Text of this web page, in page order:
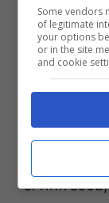
delle quali
contatto
Lo
pavimento
presente
si
Some vendors
of legitimate
your options
or in the site
and cookie